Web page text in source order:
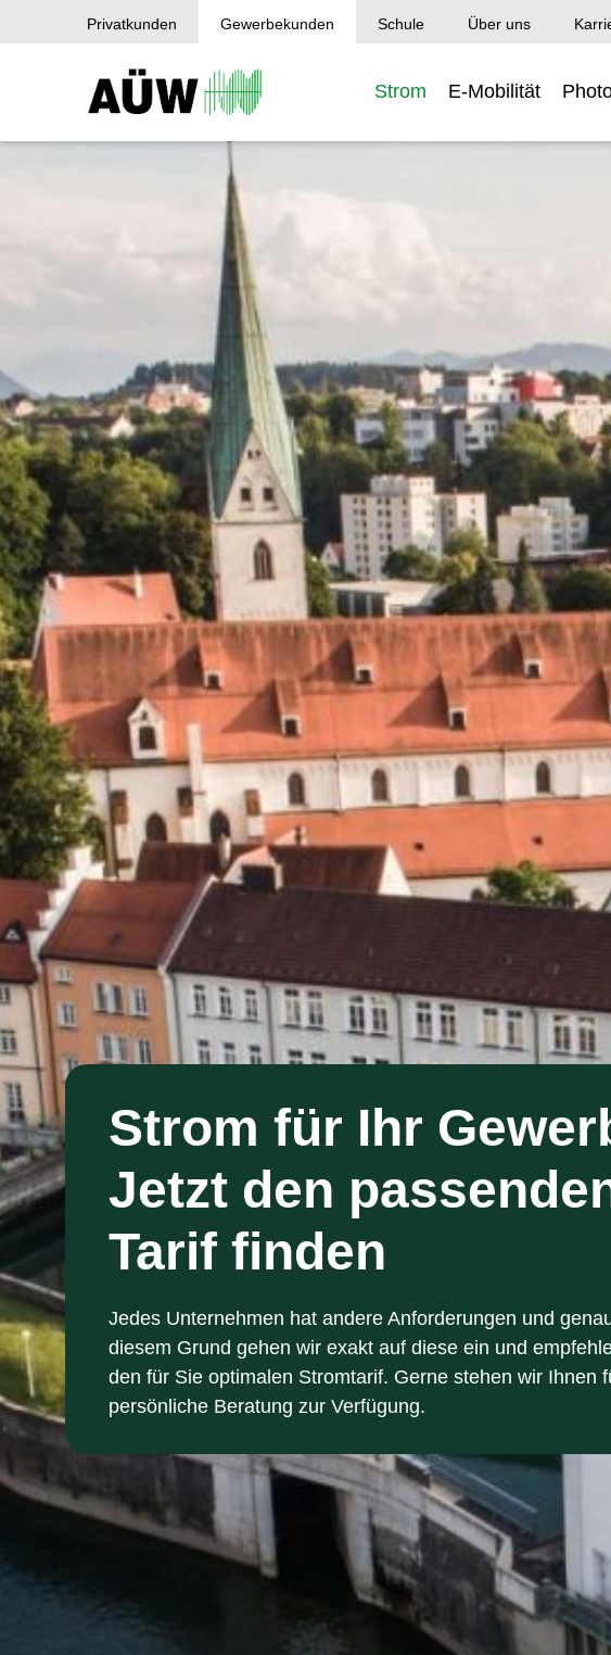
Privatkunden Gewerbekunden Schule Über uns
Strom E-Mobilität
Strom für Ihr
Jetzt den
Tarif finden
Jedes Unternehmen hat andere Anforderungen und
diesem Grund gehen wir exakt auf diese ein und
den für Sie optimalen Stromtarif. Gerne stehen wir Ihnen
persönliche Beratung zur Verfügung.